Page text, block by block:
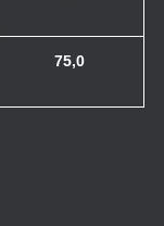
75,0